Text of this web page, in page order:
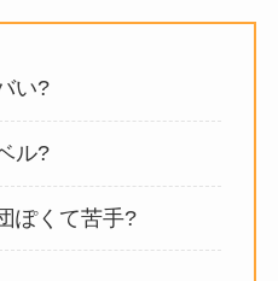
い?
ル?
ぽくて苦手?